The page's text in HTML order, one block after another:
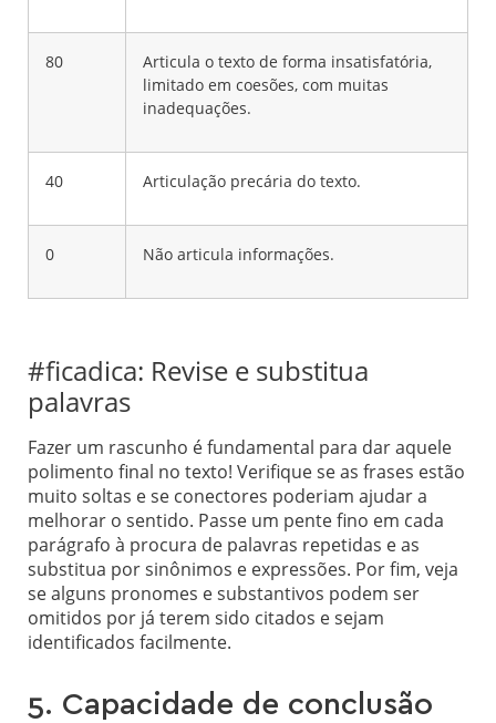
80
Articula o texto de forma insatisfatória,
limitado em coesões, com muitas
inadequações.
40 Articulação precária do texto.
0 Não articula informações.
#ficadica: Revise e substitua
palavras
Fazer um rascunho é fundamental para dar aquele
polimento final no texto! Verifique se as frases estão
muito soltas e se conectores poderiam ajudar a
melhorar o sentido. Passe um pente fino em cada
parágrafo à procura de palavras repetidas e as
substitua por sinônimos e expressões. Por fim, veja
se alguns pronomes e substantivos podem ser
omitidos por já terem sido citados e sejam
identificados facilmente.
5. Capacidade de conclusão